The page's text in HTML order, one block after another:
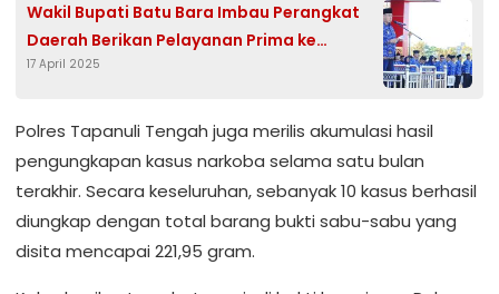
Wakil Bupati Batu Bara Imbau Perangkat
Daerah Berikan Pelayanan Prima ke
Masyarakat
17 April 2025
Polres Tapanuli Tengah juga merilis akumulasi hasil
pengungkapan kasus narkoba selama satu bulan
terakhir. Secara keseluruhan, sebanyak 10 kasus berhasil
diungkap dengan total barang bukti sabu-sabu yang
disita mencapai 221,95 gram.